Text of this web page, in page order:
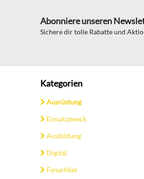
Abonniere unseren
Sichere dir tolle Rabatte und
Kategorien
Ausrüstung
Einsatzzweck
Ausbildung
Digital
Fanartikel